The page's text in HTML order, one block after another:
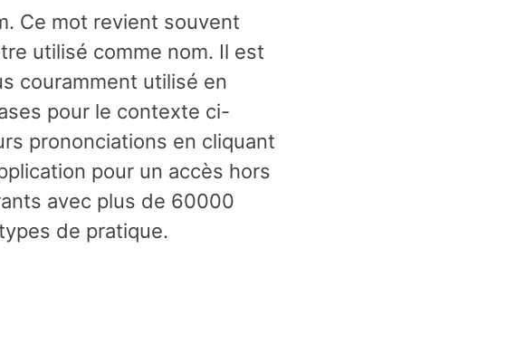
Ce mot revient souvent
utilisé comme nom. Il est
couramment utilisé en
pour le contexte ci-
prononciations en cliquant
pour un accès hors
avec plus de 60000
de pratique.